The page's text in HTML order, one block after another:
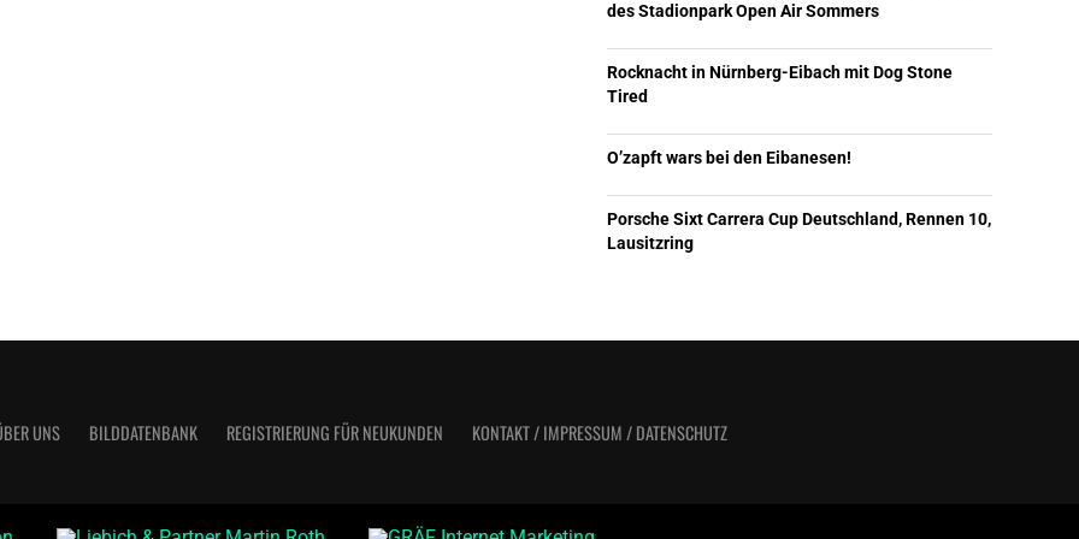
des Stadionpark Open Air Sommers
Rocknacht in Nürnberg-Eibach mit Dog Stone
Tired
O’zapft wars bei den Eibanesen!
Porsche Sixt Carrera Cup Deutschland, Rennen 10,
Lausitzring
UNS BILDDATENBANK REGISTRIERUNG FÜR NEUKUNDEN KONTAKT / IMPRESSUM / DATENSCHUTZ